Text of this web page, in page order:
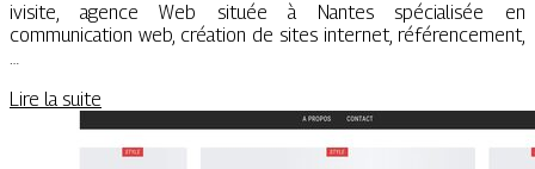
ivisite, agence Web située à Nantes spécialisée en
communication web, création de sites internet, référencement,
…
Lire la suite